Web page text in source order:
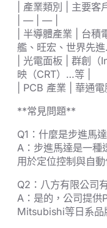
| 產業類別 | 主要客
| — | — |
| 半導體產業 | 台
艦、旺宏、世界先進
| 光電面板 | 群創
映（CRT）…等 |
| PCB 產業 | 華通
**常見問題**
Q1：什麼是步進馬
A：步進馬達是一種
用於定位控制與自動
Q2：八方有限公司
A：是的，公司提供
Mitsubishi等日系品